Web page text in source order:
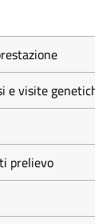
e visite
prelievo